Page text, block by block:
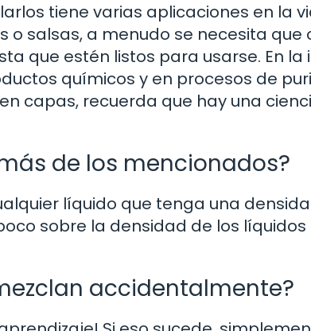
tiene varias aplicaciones en la
o salsas, a menudo se necesita que
que estén listos para usarse. En la
químicos y en procesos de
capas, recuerda que hay una
de los mencionados?
líquido que tenga una
sobre la densidad de los líquidos
accidentalmente?